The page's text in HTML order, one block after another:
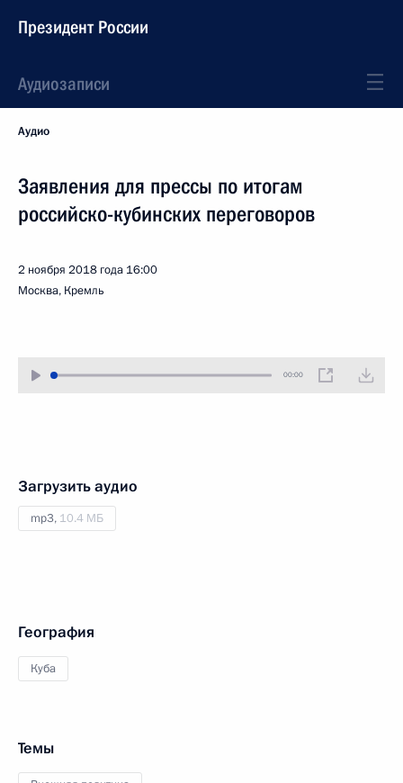
Президент России
Аудиозаписи
Аудио
Заявления для прессы по итогам
российско-кубинских переговоров
2 ноября 2018 года 16:00
Москва, Кремль
00:00
Загрузить аудио
mp3, 10.4 МБ
География
Куба
Темы